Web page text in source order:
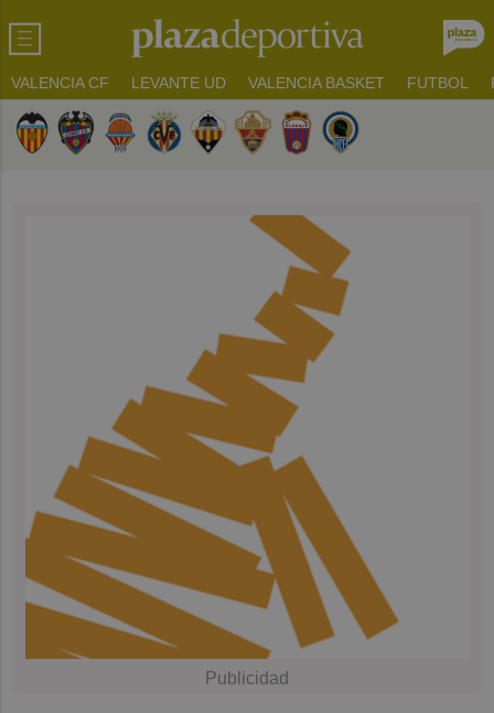
VALENCIA CF LEVANTE UD VALENCIA BASKET FUTBOL